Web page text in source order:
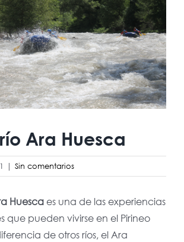
Ara Huesca
| Sin comentarios
Huescaes una de las experiencias
que pueden vivirse en el Pirineo
de otros ríos, el Ara